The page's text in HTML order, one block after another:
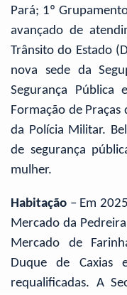
Pará; 1º
avançado de
Trânsito do Estado
nova sede da
Segurança Pública
Formação de
da Polícia Militar.
de segurança
mulher.
Habitação – Em
Mercado da
Mercado de
Duque de Caxias
requalificadas. A